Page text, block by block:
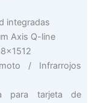
integradas
Axis Q-line
/ Infrarrojos
para tarjeta de